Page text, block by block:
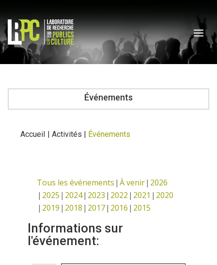
Événements
Accueil | Activités | Événements
Tous les événements À venir 2026
2025 2024 2023 2022 2021
2020
2019 2018 2017 2016 2015
Informations sur
l'événement: